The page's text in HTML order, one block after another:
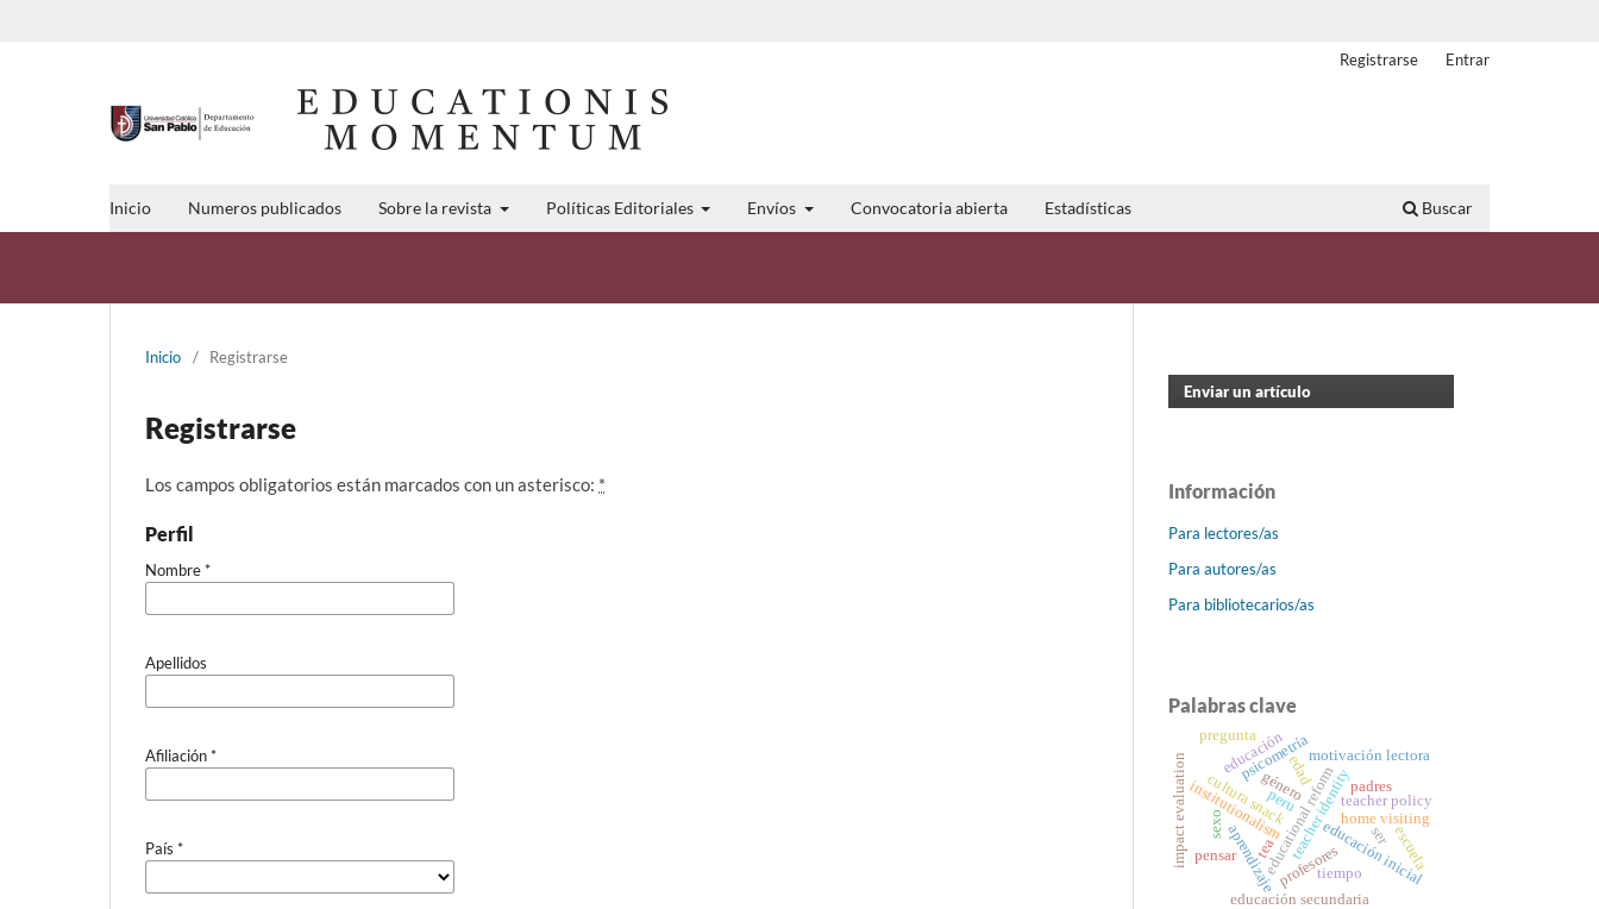
Inicio Numeros publicados Sobre la revista Políticas Editoriales Envíos Convocatoria abierta Estadísticas Buscar
Registrarse Entrar
Inicio / Registrarse
Registrarse
Los campos obligatorios están marcados con un asterisco: *
Perfil
Nombre*
Apellidos
Afiliación*
País *
Enviar un artículo
Información
Para lectores/as
Para autores/as
Para bibliotecarios/as
Palabras clave
teacher identity
educational reform
institutionalism teacher policy
aprendizaje educación inicial
género
cultura snack
educación secundaria
home visiting
impact evaluation peru
profesores
padres
psicometría
sexo
edadmotivación lectora
educación
pregunta
pensar
ser
tiempo
escuela
tea